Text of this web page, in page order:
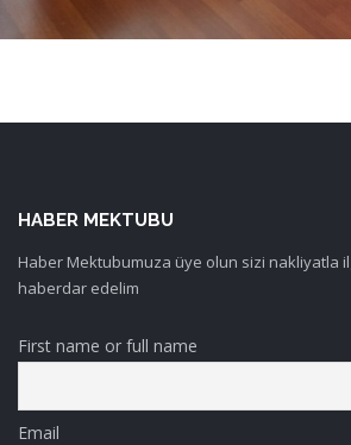
HABER MEKTUBU
Haber Mektubumuza üye olun sizi nakliyatla
haberdar edelim
First name or full name
Email